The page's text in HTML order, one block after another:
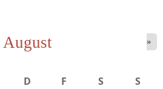
August »
D F S
S